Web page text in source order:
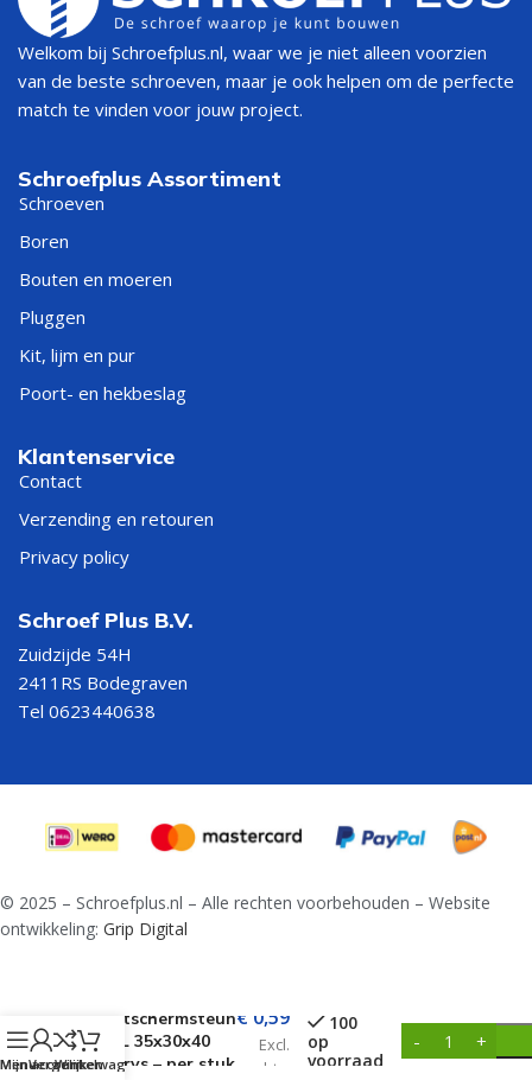
Welkom bij Schroefplus.nl, waar we je niet alleen voorzien
van de beste schroeven, maar je ook helpen om de perfecte
match te vinden voor jouw project.
Schroefplus Assortiment
Schroeven
Boren
Bouten en moeren
Pluggen
Kit, lijm en pur
Poort- en hekbeslag
Klantenservice
Contact
Verzending en retouren
Privacy policy
Schroef Plus B.V.
Zuidzijde 54H
2411RS Bodegraven
Tel 0623440638
© 2025 – Schroefplus.nl – Alle rechten voorbehouden – Website
ontwikkeling: Grip Digital
Vlechtschermsteun
type L 35x30x40
mm – rvs – per stuk
€ 0,59
Excl.
btw
100
op
voorraad
Menu
Mijn account
Vergelijken
Winkelwagen